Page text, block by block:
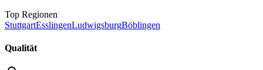
Top Regionen
StuttgartEsslingenLudwigsburgBöblingen
Qualität